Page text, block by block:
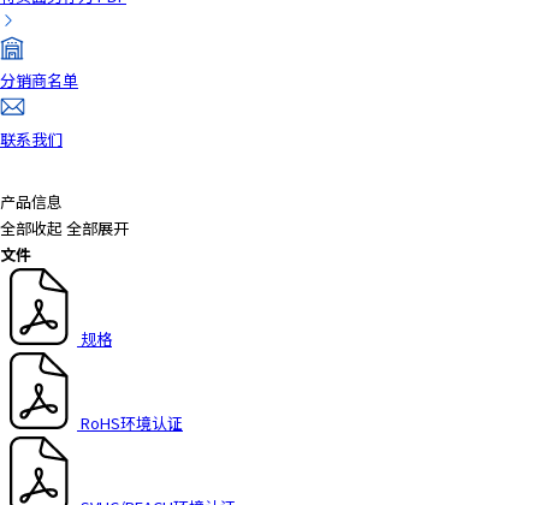
分销商名单
联系我们
产品信息
全部收起 全部展开
文件
规格
RoHS环境认证